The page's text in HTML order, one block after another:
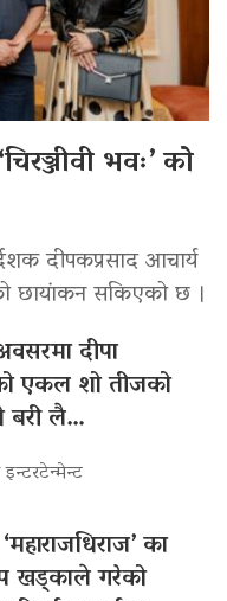
भवः’ को
दीपकप्रसाद आचार्य
को छायांकन सकिएको छ ।
दीपा
एकल शो तीजको
बरी लै…
‘महाराजधिराज’ का
खड्काले गरेको